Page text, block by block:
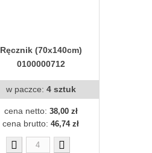
Ręcznik (70x140cm)
0100000712
w paczce: 4 sztuk
cena netto: 38,00 zł
cena brutto: 46,74 zł